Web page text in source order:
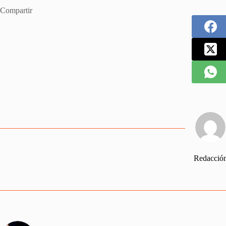
Compartir